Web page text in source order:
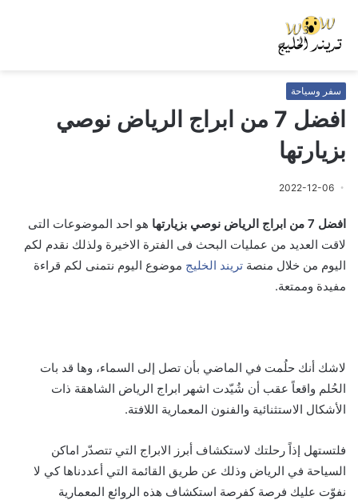
سفر وسياحة
افضل 7 من ابراج الرياض نوصي
بزيارتها
2022-12-06
افضل 7 من ابراج الرياض نوصي بزيارتها
هو احد الموضوعات التى
لاقت العديد من عمليات البحث فى الفترة الاخيرة ولذلك نقدم لكم
اليوم من خلال منصة تريند الخليج موضوع اليوم نتمنى لكم قراءة
مفيدة وممتعة.
لاشك أنك حلُمت في الماضي بأن تصل إلى السماء، وها قد بات
الحُلم واقعاً عقب أن شُيّدت اشهر ابراج الرياض الشاهقة ذات
الأشكال الاستثنائية والفنون المعمارية اللافتة.
فلتستهل إذاً رحلتك لاستكشاف أبرز الابراج التي تتصدّر اماكن
السياحة في الرياض وذلك عن طريق القائمة التي أعددناها كي لا
نفوّت عليك فرصة كفرصة استكشاف هذه الروائع المعمارية